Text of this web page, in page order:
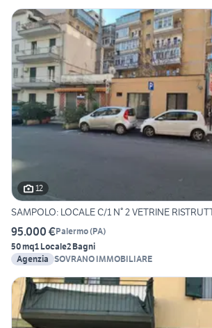
12
SAMPOLO: LOCALE C/1 N° 2 VETRINE
95.000 €Palermo(PA)
50 mq1 Locale2 Bagni
Agenzia SOVRANO IMMOBILIARE